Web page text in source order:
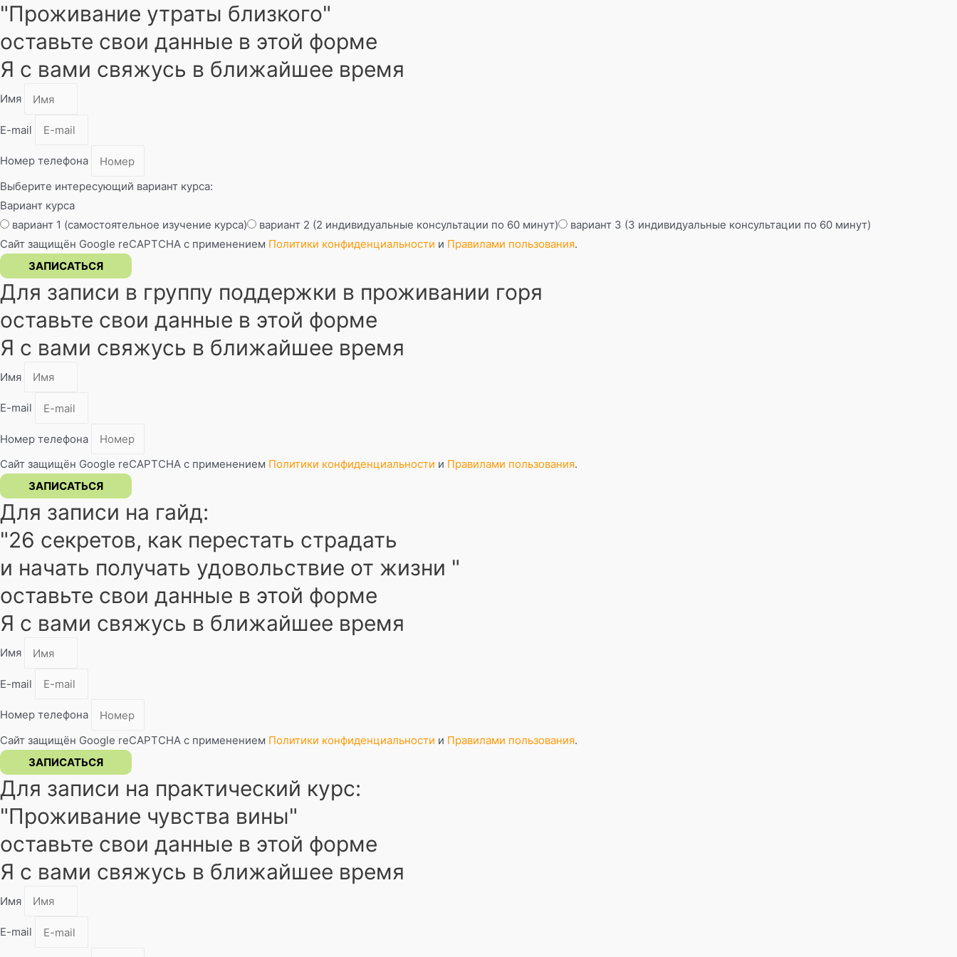
"Проживание утраты близкого"
оставьте свои данные в этой форме
Я с вами свяжусь в ближайшее время
Имя
E-mail
Номер телефона
Выберите интересующий вариант курса:
Вариант курса
вариант 1 (самостоятельное изучение курса)
вариант 2 (2 индивидуальные консультации по 60 минут)
вариант 3 (3 индивидуальные консультации по 60 минут)
Сайт защищён Google reCAPTCHA с применением Политики конфиденциальности и Правилами пользования.
ЗАПИСАТЬСЯ
Для записи в группу поддержки в проживании горя
оставьте свои данные в этой форме
Я с вами свяжусь в ближайшее время
Имя
E-mail
Номер телефона
Сайт защищён Google reCAPTCHA с применением Политики конфиденциальности и Правилами пользования.
ЗАПИСАТЬСЯ
Для записи на гайд:
"26 секретов, как перестать страдать
и начать получать удовольствие от жизни "
оставьте свои данные в этой форме
Я с вами свяжусь в ближайшее время
Имя
E-mail
Номер телефона
Сайт защищён Google reCAPTCHA с применением Политики конфиденциальности и Правилами пользования.
ЗАПИСАТЬСЯ
Для записи на практический курс:
"Проживание чувства вины"​
оставьте свои данные в этой форме
Я с вами свяжусь в ближайшее время
Имя
E-mail